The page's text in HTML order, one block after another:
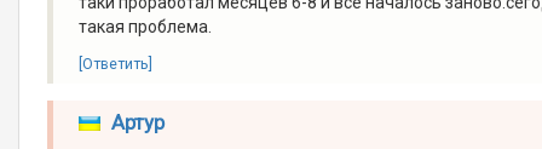
такая проблема.
[Ответить]
Артур